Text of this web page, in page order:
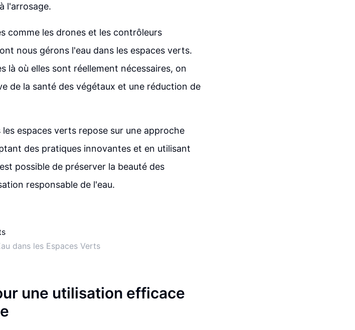
l'arrosage.
comme les drones et les contrôleurs
nous gérons l'eau dans les espaces verts.
là où elles sont réellement nécessaires, on
de la santé des végétaux et une réduction de
espaces verts repose sur une approche
des pratiques innovantes et en utilisant
possible de préserver la beauté des
responsable de l'eau.
dans les Espaces Verts
une utilisation efficace